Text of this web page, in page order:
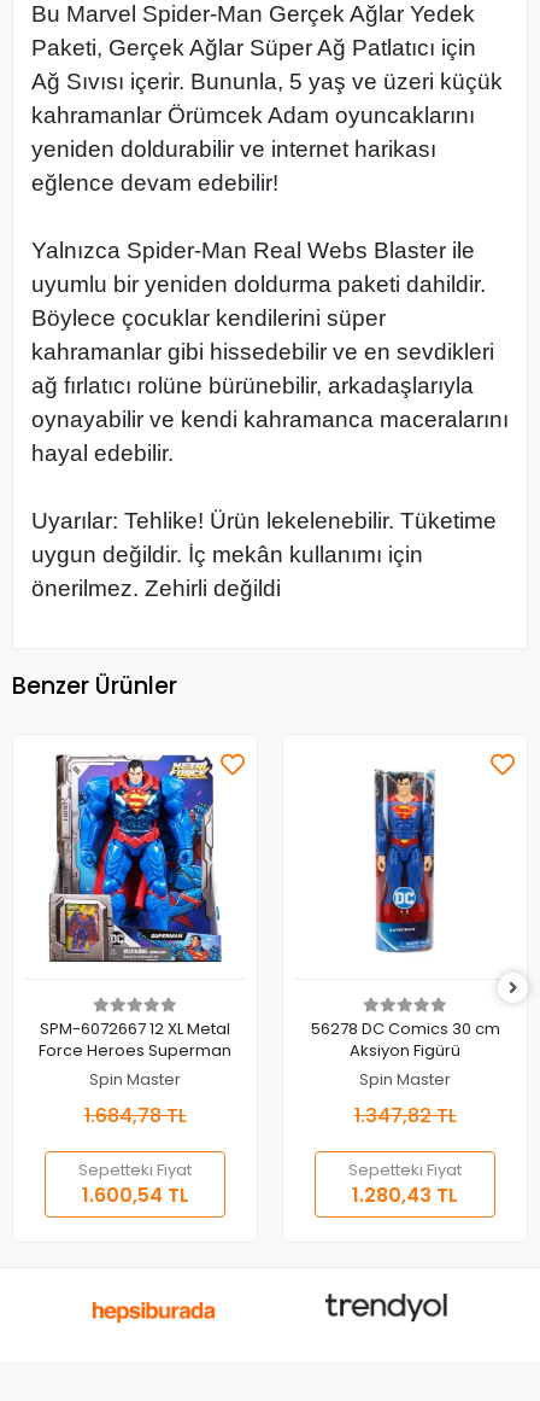
Bu Marvel Spider-Man Gerçek Ağlar Yedek
Paketi, Gerçek Ağlar Süper Ağ Patlatıcı için
Ağ Sıvısı içerir. Bununla, 5 yaş ve üzeri küçük
kahramanlar Örümcek Adam oyuncaklarını
yeniden doldurabilir ve internet harikası
eğlence devam edebilir!
Yalnızca Spider-Man Real Webs Blaster ile
uyumlu bir yeniden doldurma paketi dahildir.
Böylece çocuklar kendilerini süper
kahramanlar gibi hissedebilir ve en sevdikleri
ağ fırlatıcı rolüne bürünebilir, arkadaşlarıyla
oynayabilir ve kendi kahramanca maceralarını
hayal edebilir.
Uyarılar: Tehlike! Ürün lekelenebilir. Tüketime
uygun değildir. İç mekân kullanımı için
önerilmez. Zehirli değildi
Benzer Ürünler
Sepete Ekle
SPM-6072667 12 XL Metal
Force Heroes Superman
Spin Master
1.684,78 TL
Sepetteki Fiyat
1.600,54 TL
Sepete Ekle
56278 DC Comics 30 cm
Aksiyon Figürü
Spin Master
1.347,82 TL
Sepetteki Fiyat
1.280,43 TL